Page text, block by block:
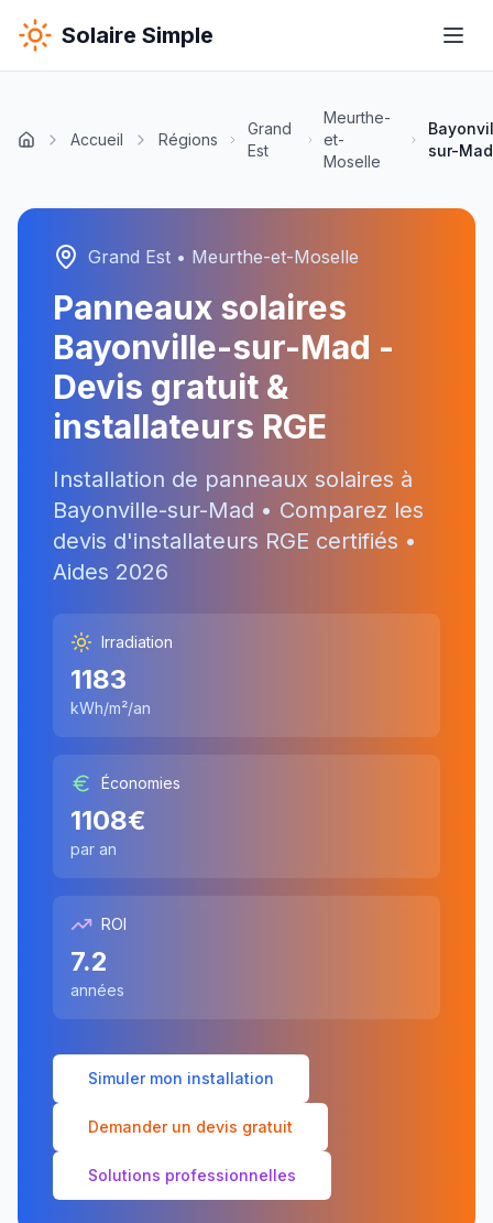
Solaire Simple
Accueil Régions
Grand
Est
Meurthe-
et-
Moselle
sur-Mad
Grand Est • Meurthe-et-Moselle
Panneaux solaires
Bayonville-sur-Mad -
Devis gratuit &
installateurs RGE
Installation de panneaux solaires à
Bayonville-sur-Mad • Comparez les
devis d'installateurs RGE certifiés •
Aides 2026
Irradiation
1183
kWh/m²/an
Économies
1108€
par an
ROI
7.2
années
Simuler mon installation
Demander un devis gratuit
Solutions professionnelles